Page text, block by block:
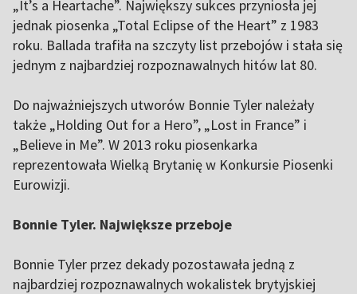
„It’s a Heartache”. Największy sukces przyniosła jej
jednak piosenka „Total Eclipse of the Heart” z 1983
roku. Ballada trafiła na szczyty list przebojów i stała się
jednym z najbardziej rozpoznawalnych hitów lat 80.
Do najważniejszych utworów Bonnie Tyler należały
także „Holding Out for a Hero”, „Lost in France” i
„Believe in Me”. W 2013 roku piosenkarka
reprezentowała Wielką Brytanię w Konkursie Piosenki
Eurowizji.
Bonnie Tyler. Największe przeboje
Bonnie Tyler przez dekady pozostawała jedną z
najbardziej rozpoznawalnych wokalistek brytyjskiej